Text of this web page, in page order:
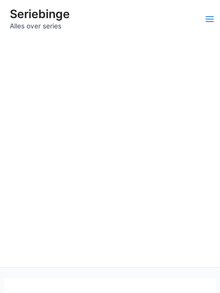
naarSeriebinge
Alles over series